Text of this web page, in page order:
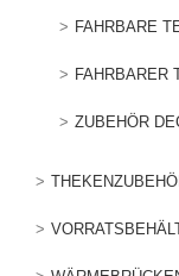
FAHRBARE
FAHRBARER
ZUBEHÖR